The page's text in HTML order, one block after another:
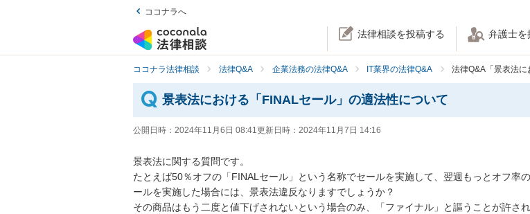
ココナラへ
法律相談を投稿する 弁護士を
ココナラ法律相談 法律Q&A 企業法務の法律Q&A IT業界の法律Q&A 法律Q&A「景表法に
景表法における「FINALセール」の適法性について
公開日時： 2024年11月6日 08:41更新日時： 2024年11月7日 14:16
景表法に関する質問です。
たとえば50％オフの「FINALセール」という名称でセールを実施して、翌週もっとオフ率
ールを実施した場合には、景表法違反なりますでしょうか？
その商品はもう二度と値下げされないという場合のみ、「ファイナル」と謳うことが許さ